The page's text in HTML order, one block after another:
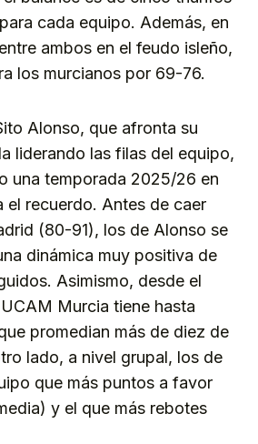
cada equipo. Además, en
ambos en el feudo isleño,
los murcianos por 69-76.
Alonso, que afronta su
liderando las filas del equipo,
una temporada 2025/26 en
el recuerdo. Antes de caer
(80-91), los de Alonso se
dinámica muy positiva de
Asimismo, desde el
Murcia tiene hasta
promedian más de diez de
lado, a nivel grupal, los de
que más puntos a favor
y el que más rebotes